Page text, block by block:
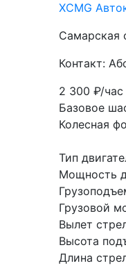
XCMG
Самарская
Контакт:
2 300₽/час
Базовое
Колесная
Тип
Мощность
Грузовой
Вылет
Высота
Длина